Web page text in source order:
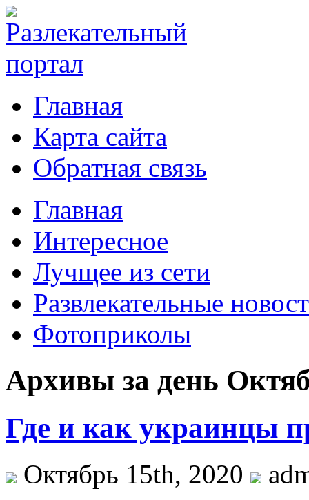
Главная
Карта сайта
Обратная связь
Главная
Интересное
Лучщее из сети
Развлекательные
Фотоприколы
Архивы за день
Где и как украинцы
Октябрь 15th, 2020